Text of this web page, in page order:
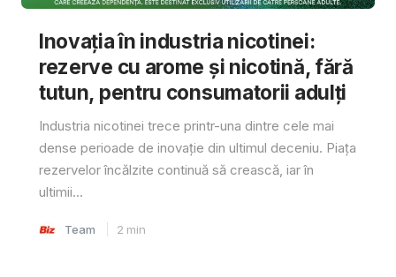
Inovația în industria nicotinei:
rezerve cu arome și nicotină, fără
tutun, pentru consumatorii adulți
Industria nicotinei trece printr-una dintre cele mai
dense perioade de inovație din ultimul deceniu. Piața
rezervelor încălzite continuă să crească, iar în
ultimii...
Team 2 min